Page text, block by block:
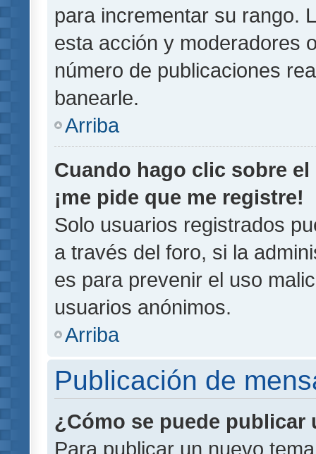
para incrementar su rango.
esta acción y moderadores
número de publicaciones
banearle.
Arriba
Cuando hago clic sobre
¡me pide que me registre!
Solo usuarios registrados
a través del foro, si la
es para prevenir el uso
usuarios anónimos.
Arriba
Publicación de
¿Cómo se puede publicar
Para publicar un nuevo